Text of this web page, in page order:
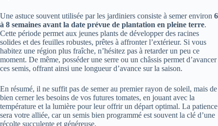
Une astuce souvent utilisée par les jardiniers consiste à semer environ 6
à 8 semaines avant la date prévue de plantation en pleine terre.
Cette période permet aux jeunes plants de développer des racines
solides et des feuilles robustes, prêtes à affronter l’extérieur. Si vous
habitez une région plus fraîche, n’hésitez pas à retarder un peu ce
moment. De même, posséder une serre ou un châssis permet d’avancer
ces semis, offrant ainsi une longueur d’avance sur la saison.
En résumé, il ne suffit pas de semer au premier rayon de soleil, mais de
bien cerner les besoins de vos futures tomates, en jouant avec la
température et la lumière pour leur offrir un départ optimal. La patience
sera votre alliée, car un semis bien programmé est souvent la clé d’une
récolte succulente et généreuse.